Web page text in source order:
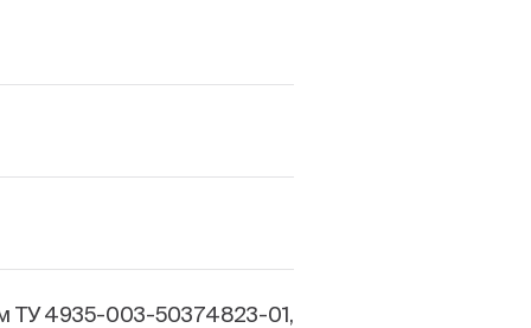
ТУ 4935-003-50374823-01,